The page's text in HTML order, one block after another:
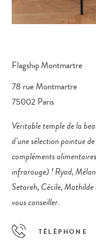
Flagship Montmartre
78 rue Montmartre
75002 Paris
Véritable temple de la
d’une sélection pointue
compléments
infrarouge) ! Ryad,
Setareh, Cécile,
vous conseiller.
TÉLÉPHONE